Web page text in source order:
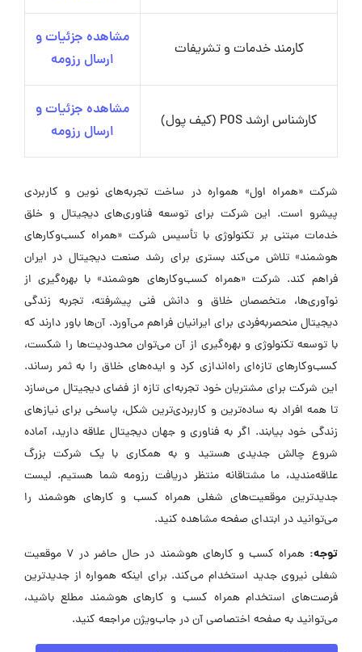
کارمند خدمات و تشریفات
مشاهده جزئیات و
ارسال رزومه
کارشناس ارشد POS (کیف پول)
مشاهده جزئیات و
ارسال رزومه
شرکت «همراه اول» همواره در ساخت تجربه‌های نوین و کاربردی
پیشرو است. این شرکت برای توسعه فناوری‌های دیجیتال و خلق
خدمات مبتنی بر تکنولوژی با تأسیس شرکت «همراه کسب‌وکارهای
هوشمند» تلاش می‌کند بستری برای رشد صنعت دیجیتال در ایران
فراهم کند. شرکت «همراه کسب‌وکارهای هوشمند» با بهره‌گیری از
نوآوری‌ها، متخصصان خلاق و دانش فنی پیشرفته، تجربه زندگی
دیجیتال منحصربه‌فردی برای ایرانیان فراهم می‌آورد. آن‌ها باور دارند که
با توسعه تکنولوژی و بهره‌گیری از آن می‌توان محدودیت‌ها را شکست،
کسب‌وکارهای تازه‌ای راه‌اندازی کرد و ایده‌های خلاق را به ثمر رساند.
این شرکت برای مشتریان خود تجربه‌ای تازه از فضای دیجیتال می‌سازد
تا همه افراد به ساده‌ترین و کاربردی‌ترین شکل، پاسخی برای نیازهای
زندگی خود بیابند. اگر به فناوری و جهان دیجیتال علاقه دارید، آماده
شروع چالش جدیدی هستید و به همکاری با یک شرکت بزرگ
علاقه‌مندید، ما مشتاقانه منتظر دریافت رزومه شما هستیم. لیست
جدیدترین موقعیت‌های شغلی همراه کسب و کارهای هوشمند را
می‌توانید در ابتدای صفحه مشاهده کنید.
توجه:
همراه کسب و کارهای هوشمند در حال حاضر در ۷ موقعیت
شغلی نیروی جدید استخدام می‌کند. برای اینکه همواره از جدیدترین
فرصت‌های استخدام همراه کسب و کارهای هوشمند مطلع باشید،
می‌توانید به صفحه اختصاصی آن در جاب‌ویژن مراجعه کنید.